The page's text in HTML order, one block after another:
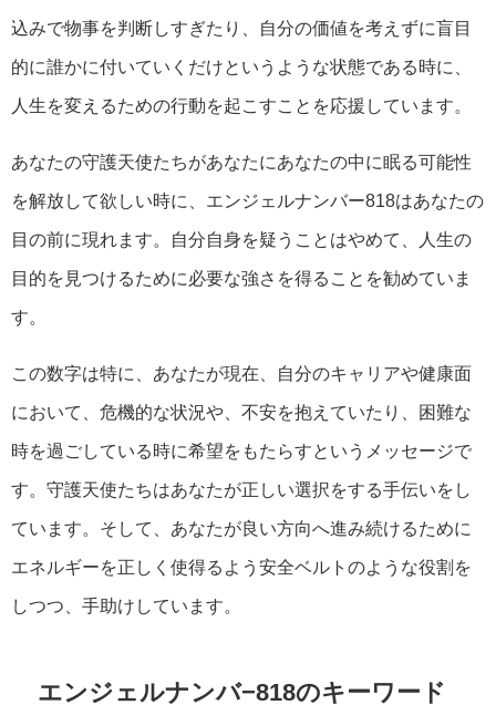
込みで物事を判断しすぎたり、自分の価値を考えずに盲目
的に誰かに付いていくだけというような状態である時に、
人生を変えるための行動を起こすことを応援しています。
あなたの守護天使たちがあなたにあなたの中に眠る可能性
を解放して欲しい時に、エンジェルナンバー818はあなたの
目の前に現れます。自分自身を疑うことはやめて、人生の
目的を見つけるために必要な強さを得ることを勧めていま
す。
この数字は特に、あなたが現在、自分のキャリアや健康面
において、危機的な状況や、不安を抱えていたり、困難な
時を過ごしている時に希望をもたらすというメッセージで
す。守護天使たちはあなたが正しい選択をする手伝いをし
ています。そして、あなたが良い方向へ進み続けるために
エネルギーを正しく使得るよう安全ベルトのような役割を
しつつ、手助けしています。
エンジェルナンバ−818のキーワード